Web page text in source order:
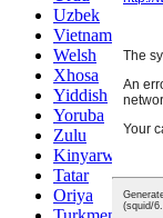
Uzbek
Vietnamese
Welsh
Xhosa
Yiddish
Yoruba
Zulu
Kinyarwanda
Tatar
Oriya